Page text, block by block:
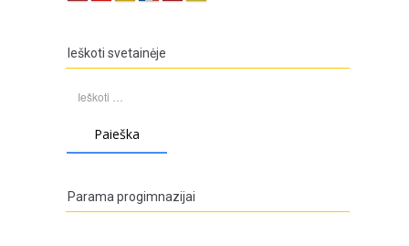
Ieškoti svetainėje
Parama progimnazijai